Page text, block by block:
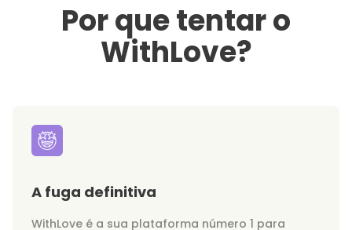
Por que tentar o
WithLove?
A fuga definitiva
WithLove é a sua plataforma número 1 para